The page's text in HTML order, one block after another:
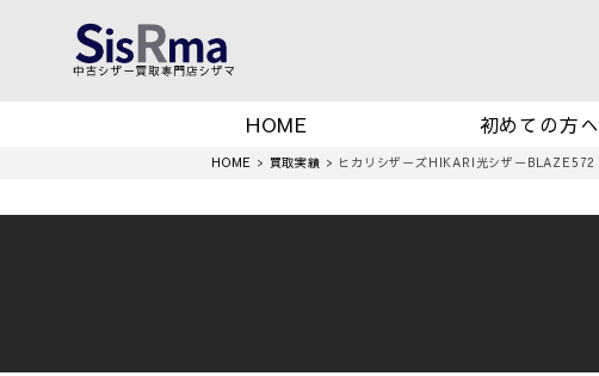
HOME 初めての方へ
HOME > 買取実績 > ヒカリシザーズHIKARI光シザーBLAZE572